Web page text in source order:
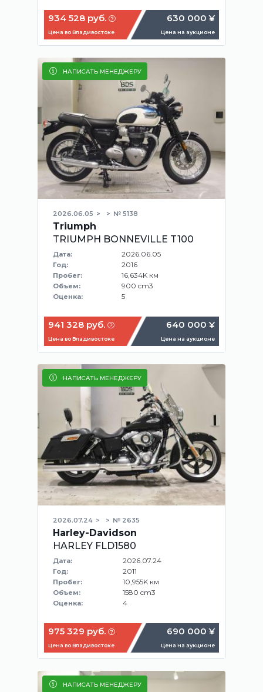
934 528 руб.
Цена во Владивостоке
630 000 ¥
Цена на аукционе
НАПИСАТЬ МЕНЕДЖЕРУ
2026.06.05 № 5138
Triumph
TRIUMPH BONNEVILLE T100
Дата: 2026.06.05
Год: 2016
Пробег: 16,634K км
Объем: 900 cm3
Оценка: 5
941 328 руб.
Цена во Владивостоке
640 000 ¥
Цена на аукционе
НАПИСАТЬ МЕНЕДЖЕРУ
2026.07.24 № 2635
Harley-Davidson
HARLEY FLD1580
Дата: 2026.07.24
Год: 2011
Пробег: 10,955K км
Объем: 1580 cm3
Оценка: 4
975 329 руб.
Цена во Владивостоке
690 000 ¥
Цена на аукционе
НАПИСАТЬ МЕНЕДЖЕРУ